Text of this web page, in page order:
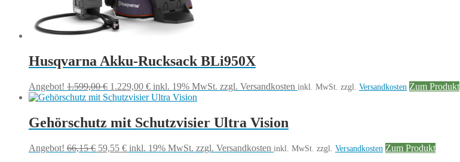
Husqvarna Akku-Rucksack BLi950X
Angebot! 1.599,00€ Ursprünglicher
Preis
1.599,00 €
1.229,00 €Aktueller
Preis
1.229,00 €.
inkl. 19% MwSt. zzgl. Versandkosten inkl. MwSt. zzgl. Versandkosten Zum Produkt
Gehörschutz mit Schutzvisier Ultra Vision
Angebot! 66,15€ Ursprünglicher
59,55 €Aktueller
inkl. 19% MwSt. zzgl. Versandkosten inkl. MwSt. zzgl. Versandkosten Zum Produkt